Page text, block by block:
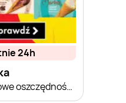
24h
Biedronkowe oszczędności od czwartku